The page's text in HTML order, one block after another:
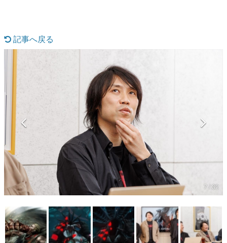
特集記事
電ファミニコゲーマーとは？
運営：株式会社マレ
記事へ戻る
7 / 32